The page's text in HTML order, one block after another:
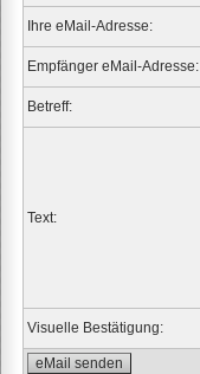
Ihre eMail-Adresse:
Empfänger eMail-Adresse:
Betreff:
Text:
Visuelle Bestätigung: